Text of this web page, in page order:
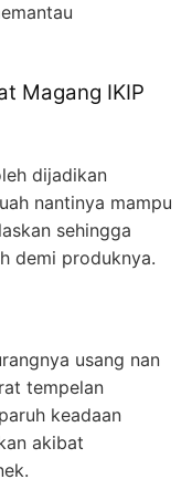
Magang IKIP
dijadikan
nantinya mampu
sehingga
demi produknya.
usang nan
tempelan
keadaan
akibat